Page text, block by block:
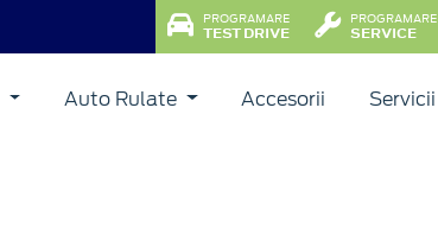
PROGRAMARE
TEST DRIVE
PROGRAMARE
SERVICE
Auto Rulate Accesorii Servicii